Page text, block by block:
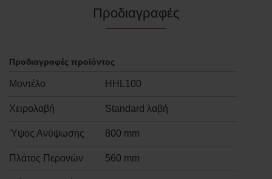
Προδιαγραφές
Προδιαγραφές προϊόντος
Μοντέλο HHL100
Χειρολαβή Standard λαβή
Ύψος Ανύψωσης 800 mm
Πλάτος Περονών 560 mm